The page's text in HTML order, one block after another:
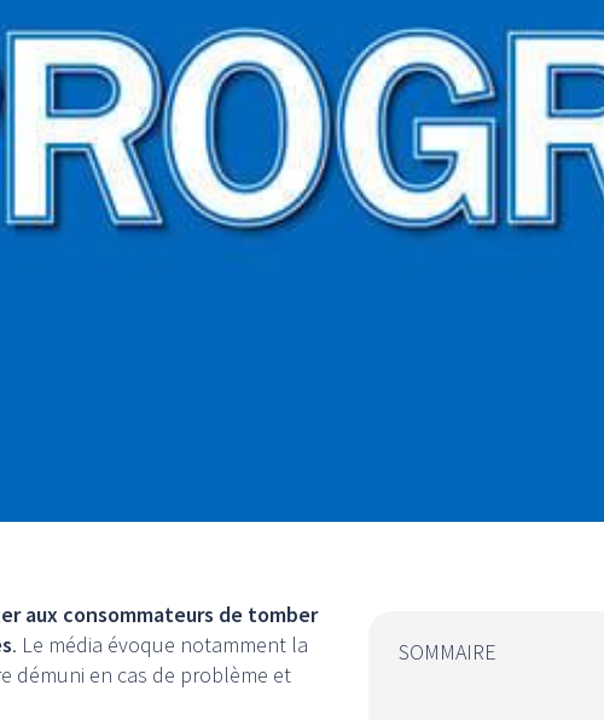
aux consommateurs de tomber
. Le média évoque notamment la
démuni en cas de problème et
SOMMAIRE